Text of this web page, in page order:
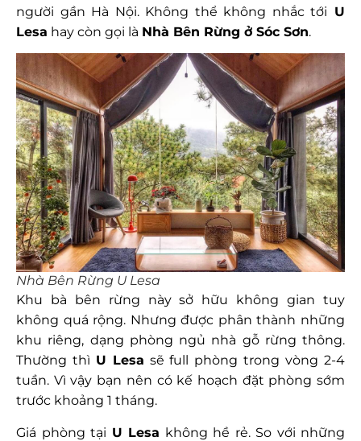
người gần Hà Nội. Không thể không nhắc tới U
Lesa hay còn gọi là Nhà Bên Rừng ở Sóc Sơn.
Nhà Bên Rừng U Lesa
Khu bà bên rừng này sở hữu không gian tuy
không quá rộng. Nhưng được phân thành những
khu riêng, dạng phòng ngủ nhà gỗ rừng thông.
Thường thì U Lesa sẽ full phòng trong vòng 2-4
tuần. Vì vậy bạn nên có kế hoạch đặt phòng sớm
trước khoảng 1 tháng.
Giá phòng tại U Lesa không hề rẻ. So với những